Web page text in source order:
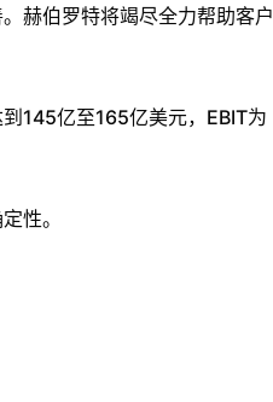
赫伯罗特将竭尽全力帮助客户
145亿至165亿美元，EBIT为
性。